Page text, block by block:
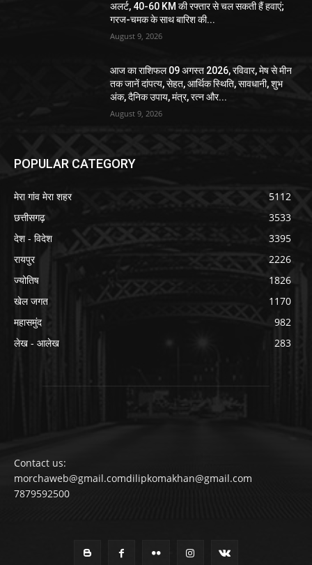
अलर्ट, 40-60 KM की रफ्तार से चल सकती हैं हवाएं;
गरज-चमक के साथ बारिश की...
August 9, 2026
आज का राशिफल 09 अगस्त 2026, रविवार, मेष से मीन
तक जानें दांपत्य, सेहत, आर्थिक स्थिति, सावधानी, शुभ
अंक, दैनिक उपाय, मंत्र, रत्न और...
August 9, 2026
POPULAR CATEGORY
मेरा गांव मेरा शहर
5112
छत्तीसगढ़
3533
देश - विदेश
3395
रायपुर
2226
ज्योतिष
1826
खेल जगत
1170
महासमुंद
982
लेख - आलेख
283
Contact us:
morchaweb@gmail.comdilipkomakhan@gmail.com
7879592500